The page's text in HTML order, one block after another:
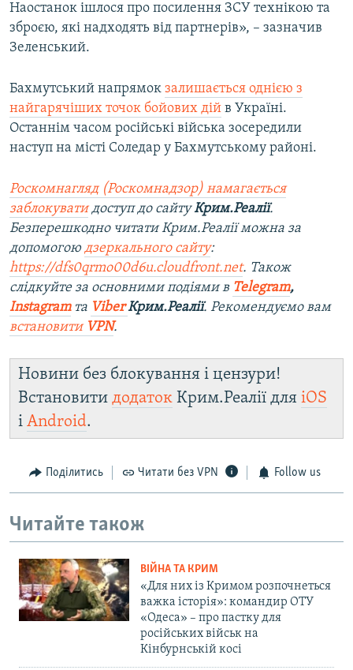
Наостанок ішлося про посилення ЗСУ технікою та
зброєю, які надходять від партнерів», – зазначив
Зеленський.
Бахмутський напрямок залишається однією з
найгарячіших точок бойових дій в Україні.
Останнім часом російські війська зосередили
наступ на місті Соледар у Бахмутському районі.
Роскомнагляд (Роскомнадзор) намагається
заблокуватидоступ до сайтуКрим.Реалії.
Безперешкодно читати Крим.Реалії можна за
допомогою дзеркального сайту:
https://dfs0qrmo00d6u.cloudfront.net. Також
слідкуйте за основними подіями в Telegram,
Instagramта ViberКрим.Реалії. Рекомендуємо вам
встановити VPN.
Новини без блокування і цензури!
Встановити додаток Крим.Реалії для iOS
і Android.
Поділитись Читати без VPN Follow us
Читайте також
ВІЙНА ТА КРИМ
«Для них із Кримом розпочнеться
важка історія»: командир ОТУ
«Одеса» – про пастку для
російських військ на
Кінбурнській косі